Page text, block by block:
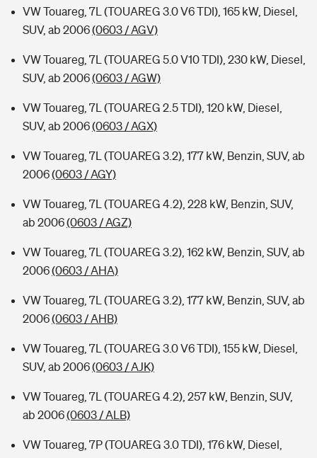
VW Touareg, 7L (TOUAREG 3.0 V6 TDI), 165 kW, Diesel,
SUV, ab 2006(0603 / AGV)
VW Touareg, 7L (TOUAREG 5.0 V10 TDI), 230 kW, Diesel,
SUV, ab 2006(0603 / AGW)
VW Touareg, 7L (TOUAREG 2.5 TDI), 120 kW, Diesel,
SUV, ab 2006(0603 / AGX)
VW Touareg, 7L (TOUAREG 3.2), 177 kW, Benzin, SUV, ab
2006(0603 / AGY)
VW Touareg, 7L (TOUAREG 4.2), 228 kW, Benzin, SUV,
ab 2006(0603 / AGZ)
VW Touareg, 7L (TOUAREG 3.2), 162 kW, Benzin, SUV, ab
2006(0603 / AHA)
VW Touareg, 7L (TOUAREG 3.2), 177 kW, Benzin, SUV, ab
2006(0603 / AHB)
VW Touareg, 7L (TOUAREG 3.0 V6 TDI), 155 kW, Diesel,
SUV, ab 2006(0603 / AJK)
VW Touareg, 7L (TOUAREG 4.2), 257 kW, Benzin, SUV,
ab 2006(0603 / ALB)
VW Touareg, 7P (TOUAREG 3.0 TDI), 176 kW, Diesel,